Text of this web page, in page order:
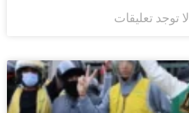
لا توجد تعليقات